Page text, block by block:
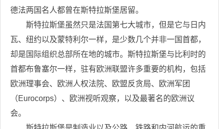
德法两国名人都曾在斯特拉斯堡居留。
斯特拉斯堡虽然只是法国第七大城市，但是它与日内
瓦、纽约以及蒙特利尔一样，是少数几个并非一国首都，
却是国际组织总部所在地的城市。斯特拉斯堡与比利时的
首都布鲁塞尔一样，驻有欧洲联盟许多重要的机构，包括
欧洲理事会、欧洲人权法院、欧盟反贪局、欧洲军团
（Eurocorps）、欧洲视听观察，以及最著名的欧洲议
会。